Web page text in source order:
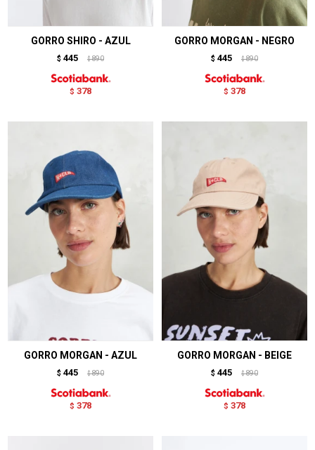
GORRO SHIRO - AZUL
$ 445 $ 890
$ 378
GORRO MORGAN - NEGRO
$ 445 $ 890
$ 378
GORRO MORGAN - AZUL
$ 445 $ 890
$ 378
GORRO MORGAN - BEIGE
$ 445 $ 890
$ 378